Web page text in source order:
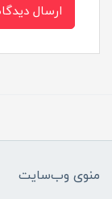
ارسال
منوی وب‌سایت